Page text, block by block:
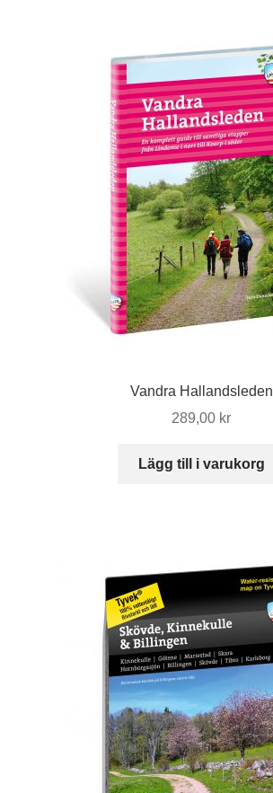
Vandra Hallandsleden
289,00 kr
Lägg till i varukorg